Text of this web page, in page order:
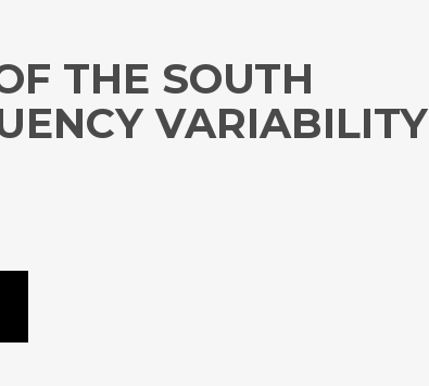
THE SOUTH
VARIABILITY